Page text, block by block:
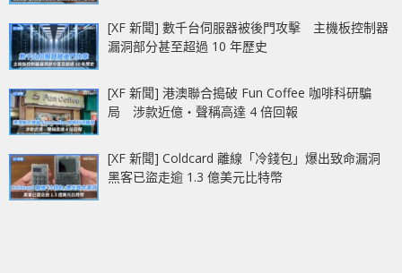
[XF 新聞] 數千台伺服器被後門攻擊 主機板控制器
漏洞部分甚至超過 10 年歷史
[XF 新聞] 港澳聯合搗破 Fun Coffee 咖啡科研騙
局 涉款近億‧聲稱高達 4 倍回報
[XF 新聞] Coldcard 離線「冷錢包」爆出致命漏洞
黑客已盜走逾 1.3 億美元比特幣